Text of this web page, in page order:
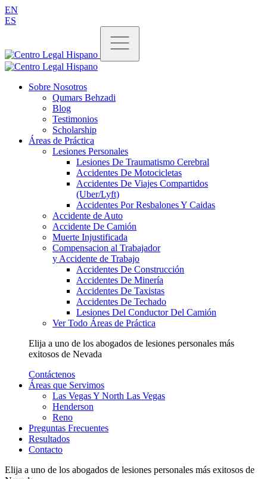
EN
ES
Sobre Nosotros
Qumars Behzadi
Blog
Testimonios
Scholarship
Áreas de Práctica
Lesiones Personales
Lesiones De Traumatismo Cerebral
Accidentes De Motocicletas
Accidentes De Viajes Compartidos
(Uber/Lyft)
Accidentes Por Resbalones Y Caidas
Accidente de Auto
Accidente De Camión
Muerte Injustificada
Compensacion al Trabajador
y Accidente de Trabajo
Accidentes De Construcción
Accidentes De Minería
Accidentes De Taxistas
Accidentes De Techado
Lesiones Del Conductor Del Camión
Ver Todo Áreas de Práctica
Elija a uno de los abogados de lesiones personales más
exitosos de Nevada
Contáctenos
Áreas que Servimos
Las Vegas Y North Las Vegas
Henderson
Reno
Preguntas Frecuentes
Resultados
Contacto
Elija a uno de los abogados de lesiones personales más exitosos de